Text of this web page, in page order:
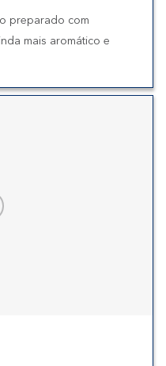
preparado com
mais aromático e